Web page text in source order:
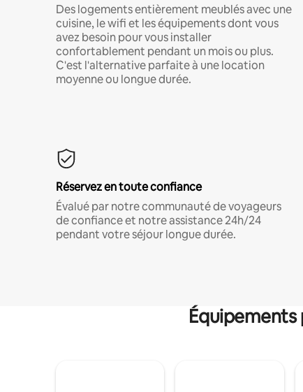
Des logements entièrement meublés avec une
cuisine, le wifi et les équipements dont vous
avez besoin pour vous installer
confortablement pendant un mois ou plus.
C'est l'alternative parfaite à une location
moyenne ou longue durée.
Réservez en toute confiance
Évalué par notre communauté de voyageurs
de confiance et notre assistance 24h/24
pendant votre séjour longue durée.
Équipements